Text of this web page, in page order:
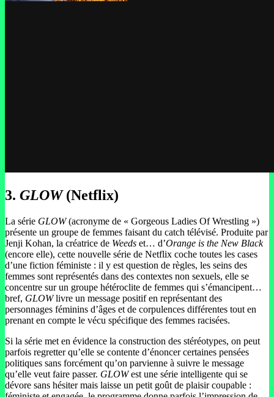
3. GLOW(Netflix)
La série GLOW(acronyme de « Gorgeous Ladies Of Wrestling »)
présente un groupe de femmes faisant du catch télévisé. Produite par
Jenji Kohan, la créatrice de Weeds et… d’Orange is the New Black
(encore elle), cette nouvelle série de Netflix coche toutes les cases
d’une fiction féministe : il y est question de règles, les seins des
femmes sont représentés dans des contextes non sexuels, elle se
concentre sur un groupe hétéroclite de femmes qui s’émancipent…
bref, GLOWlivre un message positif en représentant des
personnages féminins d’âges et de corpulences différentes tout en
prenant en compte le vécu spécifique des femmes racisées.
Si la série met en évidence la construction des stéréotypes, on peut
parfois regretter qu’elle se contente d’énoncer certaines pensées
politiques sans forcément qu’on parvienne à suivre le message
qu’elle veut faire passer. GLOWest une série intelligente qui se
dévore sans hésiter mais laisse un petit goût de plaisir coupable :